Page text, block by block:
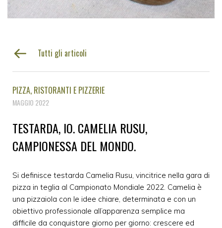
Tutti gli articoli
PIZZA RISTORANTI E PIZZERIE
MAGGIO 2022
TESTARDA, IO. CAMELIA RUSU,
CAMPIONESSA DEL MONDO.
Si definisce testarda Camelia Rusu, vincitrice nella gara di
pizza in teglia al Campionato Mondiale 2022. Camelia è
una pizzaiola con le idee chiare, determinata e con un
obiettivo professionale all’apparenza semplice ma
difficile da conquistare giorno per giorno: crescere ed